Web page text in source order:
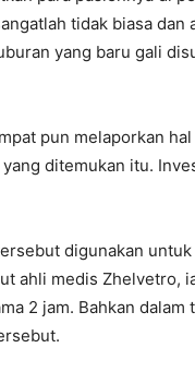
tidak biasa dan
yang baru gali
pun melaporkan
ditemukan itu.
digunakan
ahli medis Zhelvetro,
2 jam. Bahkan